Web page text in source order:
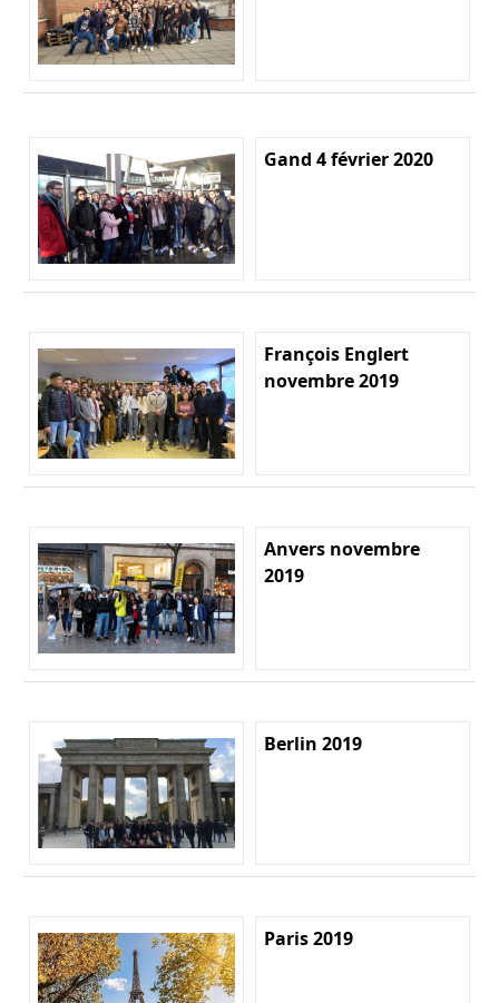
Gand 4 février 2020
François Englert
novembre 2019
Anvers novembre
2019
Berlin 2019
Paris 2019